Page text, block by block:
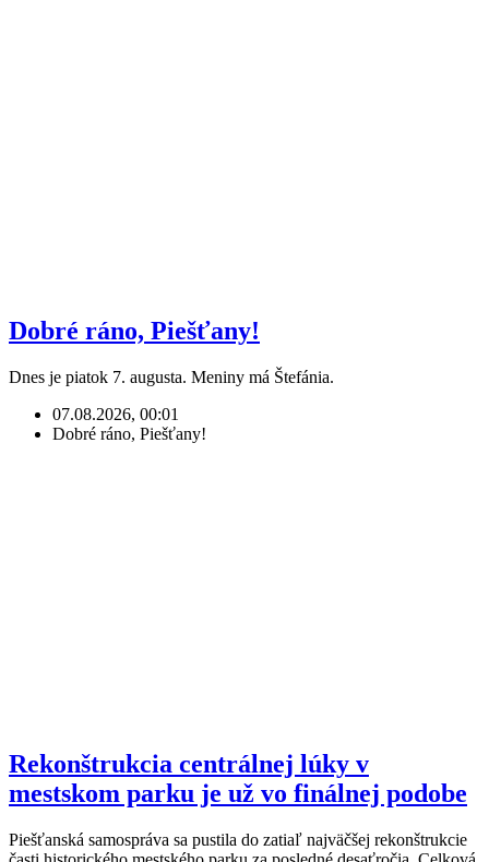
Dobré ráno, Piešťany!
Dnes je piatok 7. augusta. Meniny má Štefánia.
07.08.2026, 00:01
Dobré ráno, Piešťany!
Rekonštrukcia centrálnej lúky v
mestskom parku je už vo finálnej podobe
Piešťanská samospráva sa pustila do zatiaľ najväčšej rekonštrukcie